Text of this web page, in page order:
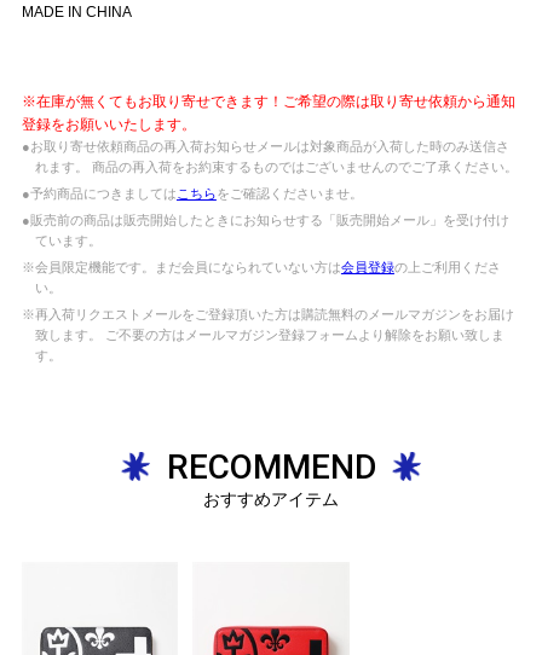
MADE IN CHINA
※在庫が無くてもお取り寄せできます！ご希望の際は取り寄せ依頼から通知
登録をお願いいたします。
●お取り寄せ依頼商品の再入荷お知らせメールは対象商品が入荷した時のみ送信さ
れます。 商品の再入荷をお約束するものではございませんのでご了承ください。
●予約商品につきましては こちらをご確認くださいませ。
●販売前の商品は販売開始したときにお知らせする「販売開始メール」を受け付け
ています。
※会員限定機能です。まだ会員になられていない方は会員登録の上ご利用くださ
い。
※再入荷リクエストメールをご登録頂いた方は購読無料のメールマガジンをお届け
致します。 ご不要の方はメールマガジン登録フォームより解除をお願い致しま
す。
RECOMMEND
おすすめアイテム